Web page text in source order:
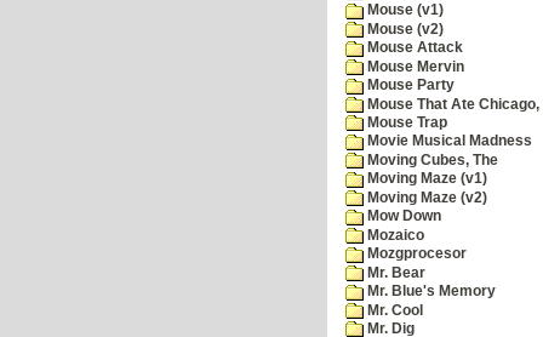
Mouse (v1)
Mouse (v2)
Mouse Attack
Mouse Mervin
Mouse Party
Mouse That Ate Chicago,
Mouse Trap
Movie Musical Madness
Moving Cubes, The
Moving Maze (v1)
Moving Maze (v2)
Mow Down
Mozaico
Mozgprocesor
Mr. Bear
Mr. Blue's Memory
Mr. Cool
Mr. Dig